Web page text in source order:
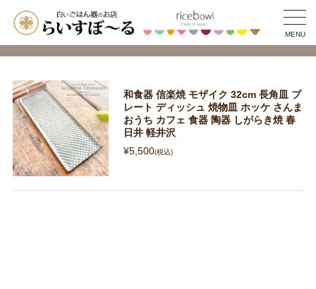
MENU
和食器 信楽焼 モザイク 32cm 長角皿 プ
レート ディッシュ 焼物皿 ホッケ さんま
おうち カフェ 食器 陶器 しがらき焼 春
日井 軽井沢
¥5,500(税込)